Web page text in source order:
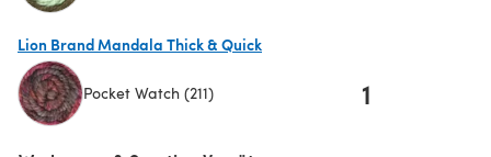
Lion Brand Mandala Thick & Quick
Pocket Watch (211) 1